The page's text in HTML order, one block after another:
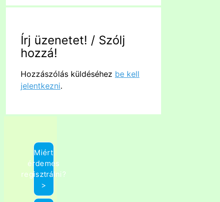
Írj üzenetet! / Szólj
hozzá!
Hozzászólás küldéséhez be kell
jelentkezni.
Miért
érdemes
regisztrálni?
>